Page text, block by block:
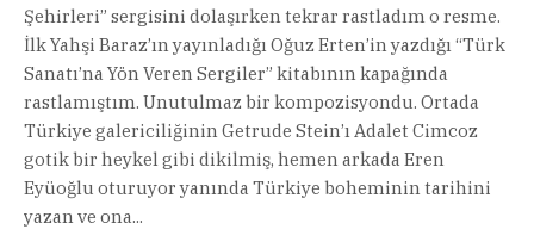
Şehirleri” sergisini dolaşırken tekrar rastladım o resme.
İlk Yahşi Baraz’ın yayınladığı Oğuz Erten’in yazdığı “Türk
Sanatı’na Yön Veren Sergiler” kitabının kapağında
rastlamıştım. Unutulmaz bir kompozisyondu. Ortada
Türkiye galericiliğinin Getrude Stein’ı Adalet Cimcoz
gotik bir heykel gibi dikilmiş, hemen arkada Eren
Eyüoğlu oturuyor yanında Türkiye boheminin tarihini
yazan ve ona...